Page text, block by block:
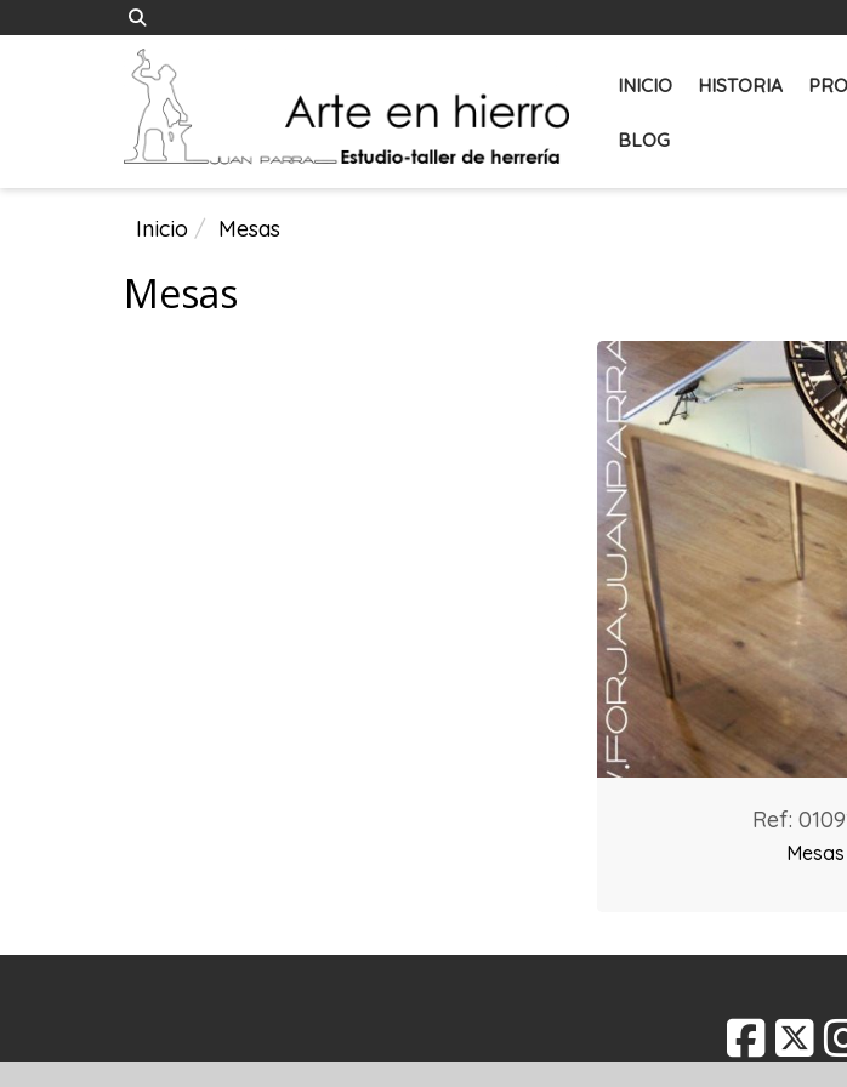
INICIO HISTORIA
BLOG
Inicio Mesas
Mesas
Ref:
Mesas